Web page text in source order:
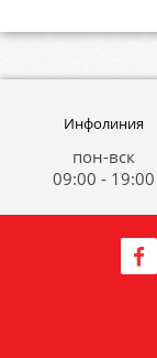
Инфолиния
пон-вск
09:00 - 19:00